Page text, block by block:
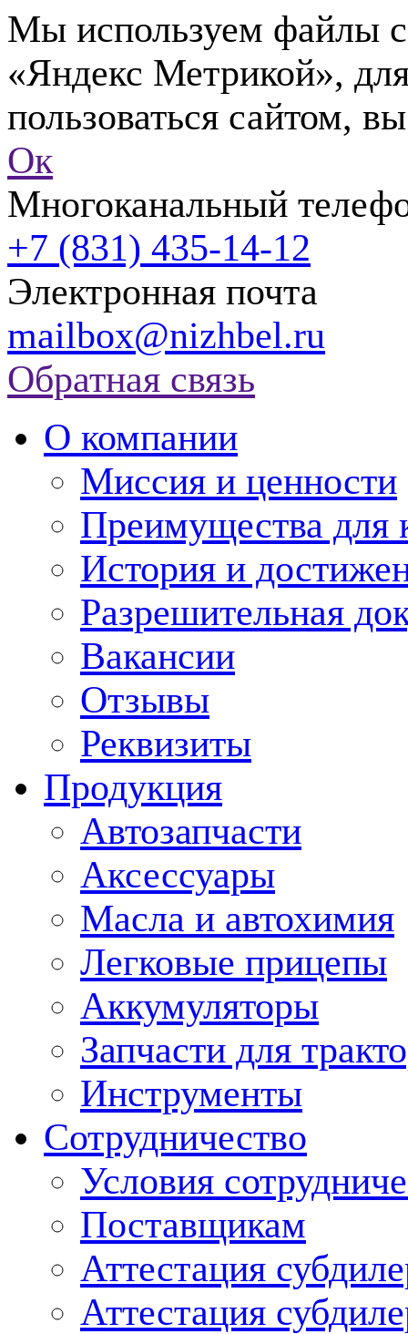
Мы используем файлы
«Яндекс Метрикой»,
пользоваться сайтом,
Ок
Многоканальный
+7 (831) 435-14-12
Электронная почта
mailbox@nizhbel.ru
Обратная связь
О компании
Миссия и ценности
Преимущества для
История и
Разрешительная
Вакансии
Отзывы
Реквизиты
Продукция
Автозапчасти
Аксессуары
Масла и автохимия
Легковые прицепы
Аккумуляторы
Запчасти для
Инструменты
Сотрудничество
Условия
Поставщикам
Аттестация
Аттестация